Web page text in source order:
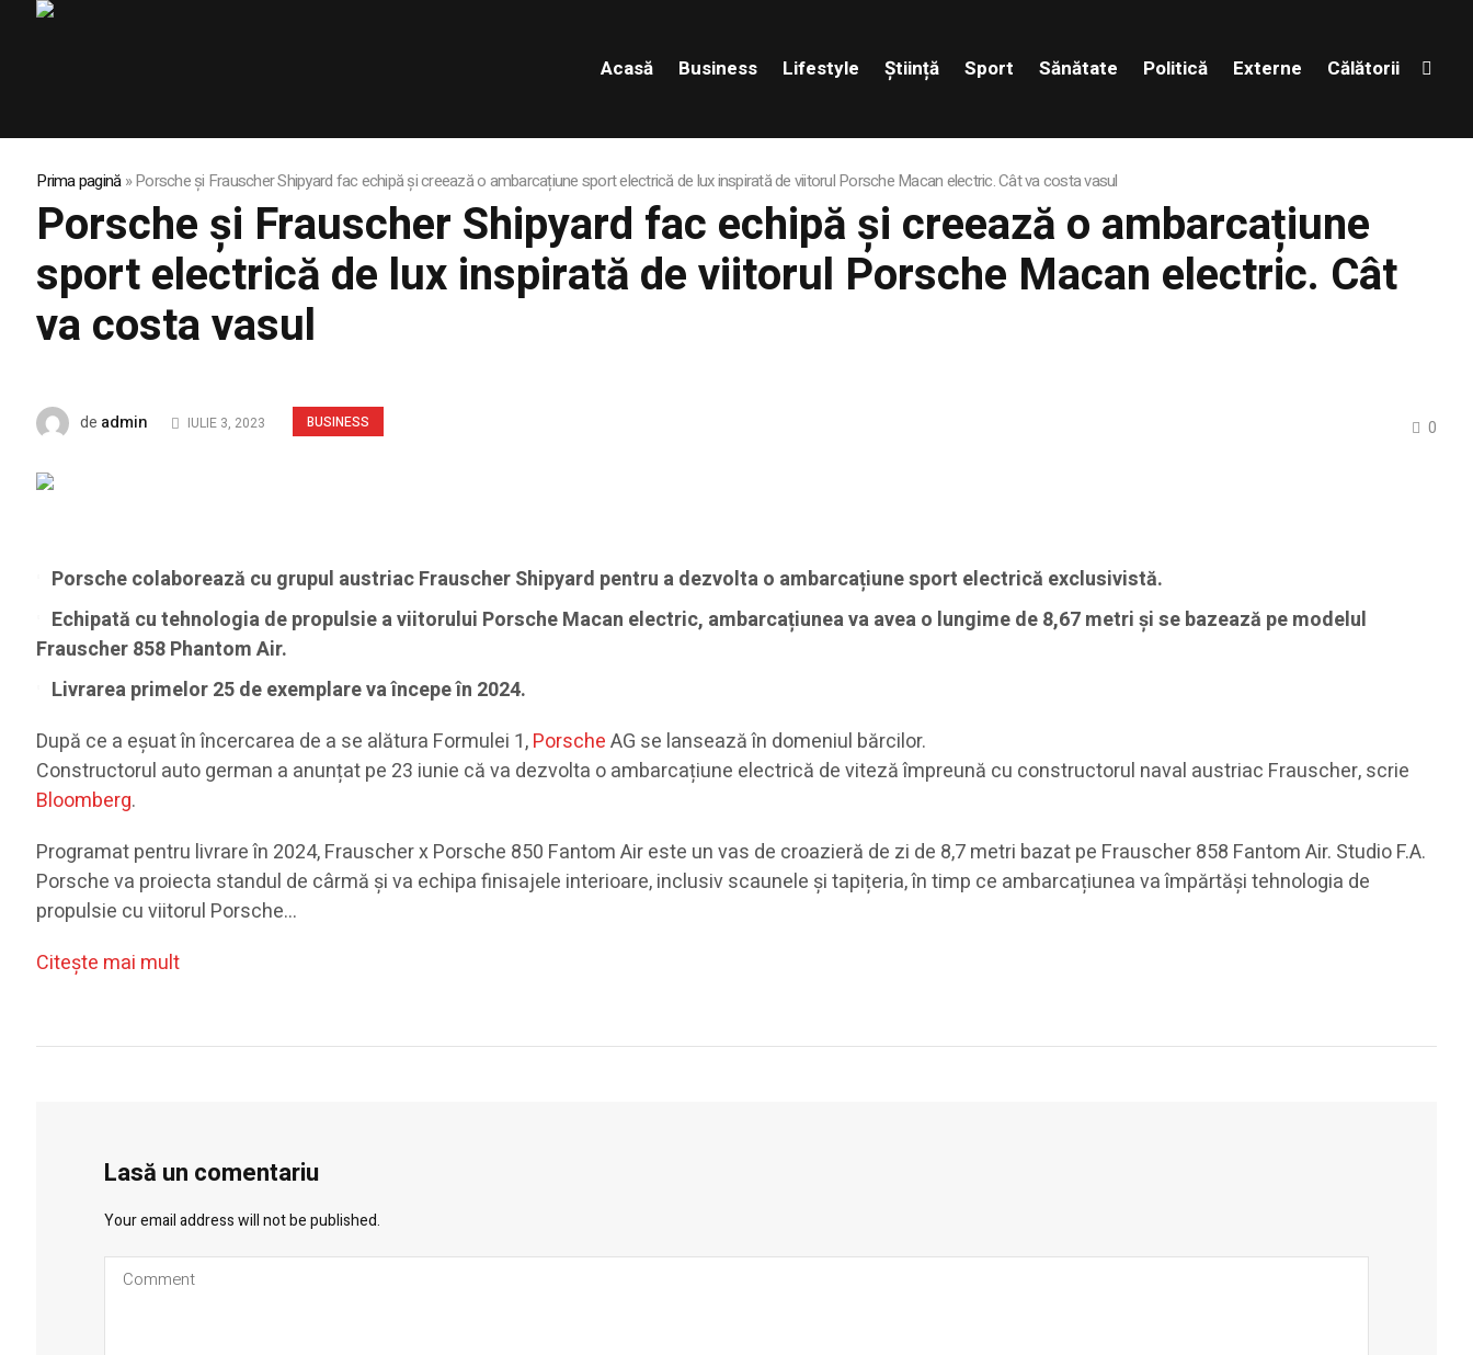
Acasă Business Lifestyle Știință Sport Sănătate Politică Externe Călătorii
Prima pagină»Porsche și Frauscher Shipyard fac echipă și creează o ambarcațiune sport electrică de lux inspirată de viitorul Porsche Macan electric. Cât va costa vasul
Porsche și Frauscher Shipyard fac echipă și creează o ambarcațiune
sport electrică de lux inspirată de viitorul Porsche Macan electric. Cât
va costa vasul
BUSINESS 0
de admin IULIE 3, 2023
Porsche colaborează cu grupul austriac Frauscher Shipyard pentru a dezvolta o ambarcațiune sport electrică exclusivistă.
Echipată cu tehnologia de propulsie a viitorului Porsche Macan electric, ambarcațiunea va avea o lungime de 8,67 metri și se bazează pe modelul
Frauscher 858 Phantom Air.
Livrarea primelor 25 de exemplare va începe în 2024.
După ce a eșuat în încercarea de a se alătura Formulei 1,PorscheAG se lansează în domeniul bărcilor.
Constructorul auto german a anunțat pe 23 iunie că va dezvolta o ambarcațiune electrică de viteză împreună cu constructorul naval austriac Frauscher, scrie
Bloomberg.
Programat pentru livrare în 2024, Frauscher x Porsche 850 Fantom Air este un vas de croazieră de zi de 8,7 metri bazat pe Frauscher 858 Fantom Air. Studio F.A.
Porsche va proiecta standul de cârmă și va echipa finisajele interioare, inclusiv scaunele și tapițeria, în timp ce ambarcațiunea va împărtăși tehnologia de
propulsie cu viitorul Porsche…
Citeşte mai mult
Lasă un comentariu
Your email address will not be published.